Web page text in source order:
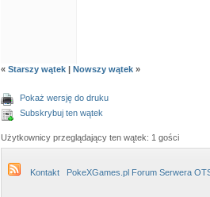
« Starszy wątek | Nowszy wątek »
Pokaż wersję do druku
Subskrybuj ten wątek
Użytkownicy przeglądający ten wątek: 1 gości
Kontakt PokeXGames.pl Forum Serwera